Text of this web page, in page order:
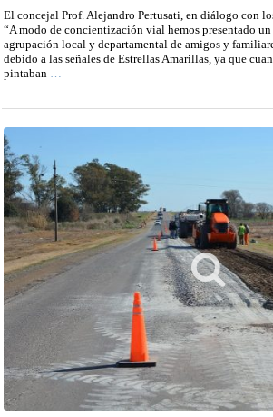
El concejal Prof. Alejandro Pertusati, en diálogo con
“A modo de concientización vial hemos presentado
agrupación local y departamental de amigos y
debido a las señales de Estrellas Amarillas, ya que
pintaban …